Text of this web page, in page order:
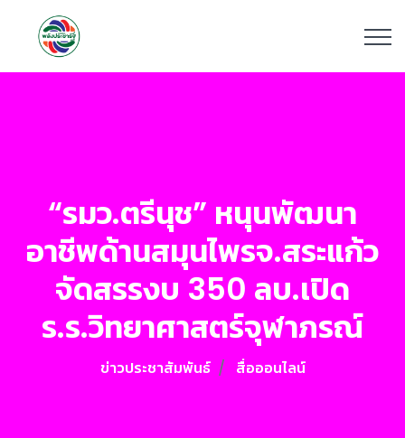
“รมว.ตรีนุช” หนุนพัฒนา
อาชีพด้านสมุนไพรจ.สระแก้ว
จัดสรรงบ 350 ลบ.เปิด
ร.ร.วิทยาศาสตร์จุฬาภรณ์
ข่าวประชาสัมพันธ์ สื่อออนไลน์